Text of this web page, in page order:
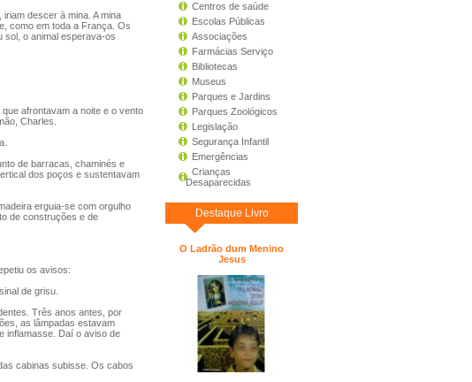
Centros de saúde
Escolas Públicas
Associações
Farmácias Serviço
Bibliotecas
Museus
Parques e Jardins
Parques Zoológicos
Legislação
Segurança Infantil
Emergências
Crianças
Desaparecidas
Destaque Livro
O Ladrão dum Menino
Jesus
descer à mina. A mina
como em toda a França. Os
sol, o animal esperava-os
afrontavam a noite e o vento
Charles.
de barracas, chaminés e
dos poços e sustentavam
erguia-se com orgulho
de construções e de
os avisos:
de grisu.
Três anos antes, por
as lâmpadas estavam
inflamasse. Daí o aviso de
cabinas subisse. Os cabos